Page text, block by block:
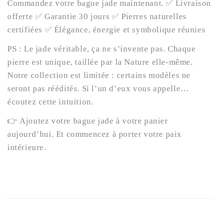
Commandez votre bague jade maintenant. ✅ Livraison
offerte ✅ Garantie 30 jours ✅ Pierres naturelles
certifiées ✅ Élégance, énergie et symbolique réunies
PS : Le jade véritable, ça ne s’invente pas. Chaque
pierre est unique, taillée par la Nature elle-même.
Notre collection est limitée : certains modèles ne
seront pas réédités. Si l’un d’eux vous appelle…
écoutez cette intuition.
👉 Ajoutez votre bague jade à votre panier
aujourd’hui. Et commencez à porter votre paix
intérieure.